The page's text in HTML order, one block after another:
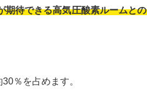
待できる高気圧酸素ルームと
％を占めます。